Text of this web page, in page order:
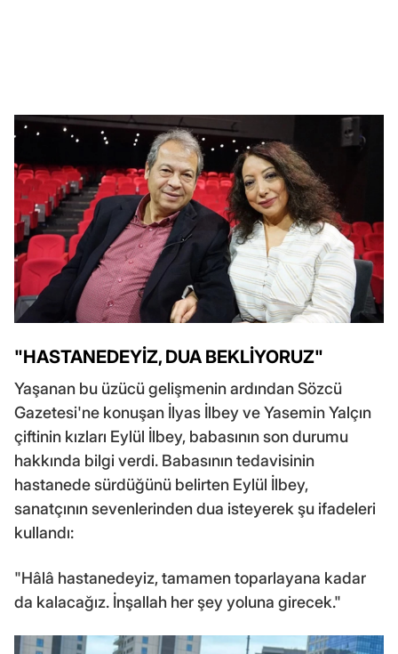
"HASTANEDEYİZ, DUA BEKLİYORUZ"
Yaşanan bu üzücü gelişmenin ardından Sözcü
Gazetesi'ne konuşan İlyas İlbey ve Yasemin Yalçın
çiftinin kızları Eylül İlbey, babasının son durumu
hakkında bilgi verdi. Babasının tedavisinin
hastanede sürdüğünü belirten Eylül İlbey,
sanatçının sevenlerinden dua isteyerek şu ifadeleri
kullandı:
"Hâlâ hastanedeyiz, tamamen toparlayana kadar
da kalacağız. İnşallah her şey yoluna girecek."